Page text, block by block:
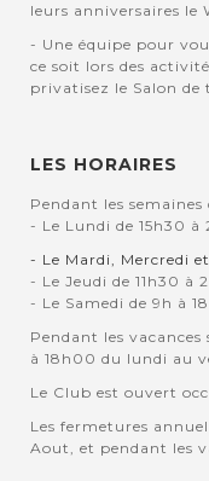
leurs anniversaires le
- Une équipe pour
ce soit lors des
privatisez le Salon de
LES HORAIRES
Pendant les
- Le Lundi de 15h30 à
- Le Mardi, Mercredi
- Le Jeudi de 11h30 à
- Le Samedi de 9h à
Pendant les
à 18h00 du lundi au
Le Club est ouvert
Les fermetures
Aout, et pendant les